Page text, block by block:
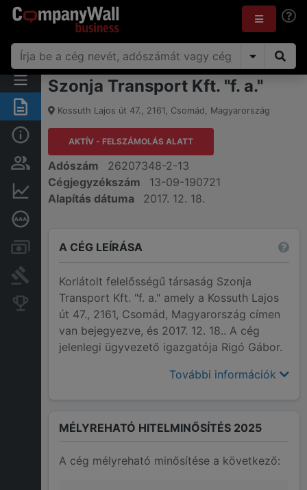
Összegzés
Alap információk
Személyek és tulajdonjog
Pénzügyi információk
Számlák és zárolások
Bírósági eljárások
Konkurens cégek
Szonja Transport Kft. "f. a."
Kossuth Lajos út 47., 2161, Csomád, Magyarország
AKTÍV - FELSZÁMOLÁS ALATT
Adószám
26207348-2-13
Cégjegyzékszám
13-09-190721
Alapítás dátuma
2017. 12. 18.
A CÉG LEÍRÁSA
Korlátolt felelősségű társaság Szonja
Transport Kft. "f. a." amely a Kossuth Lajos
út 47., 2161, Csomád, Magyarország címen
van bejegyezve, és 2017. 12. 18.. A cég
jelenlegi ügyvezető igazgatója Rigó Gábor.
További információk
MÉLYREHATÓ HITELMINŐSÍTÉS 2025
A cég mélyreható minősítése a következő: